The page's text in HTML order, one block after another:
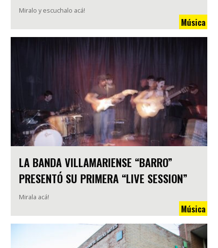
Miralo y escuchalo acá!
Música
LA BANDA VILLAMARIENSE “BARRO”
PRESENTÓ SU PRIMERA “LIVE SESSION”
Mirala acá!
Música